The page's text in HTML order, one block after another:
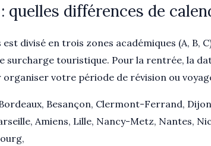
quelles différences de
divisé en trois zones académiques (A, B,
surcharge touristique. Pour la rentrée, la
organiser votre période de révision ou
Besançon, Clermont-Ferrand,
Amiens, Lille, Nancy-Metz, Nantes,